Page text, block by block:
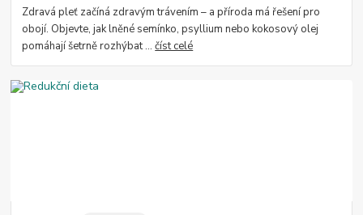
Zdravá pleť začíná zdravým trávením – a příroda má řešení pro
obojí. Objevte, jak lněné semínko, psyllium nebo kokosový olej
pomáhají šetrně rozhýbat ...číst celé